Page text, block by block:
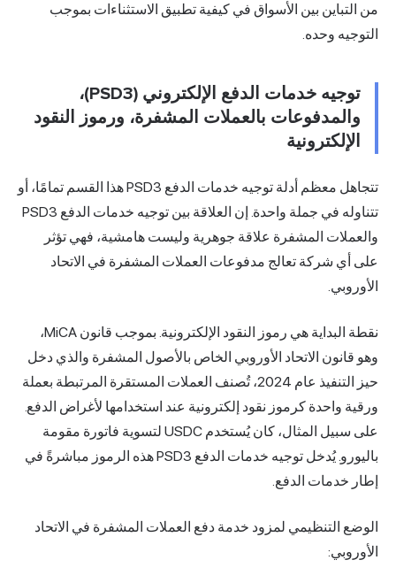
من التباين بين الأسواق في كيفية تطبيق الاستثناءات بموجب
التوجيه وحده.
توجيه خدمات الدفع الإلكتروني (PSD3)،
والمدفوعات بالعملات المشفرة، ورموز النقود
الإلكترونية
تتجاهل معظم أدلة توجيه خدمات الدفع PSD3 هذا القسم تمامًا، أو
تتناوله في جملة واحدة. إن العلاقة بين توجيه خدمات الدفع PSD3
والعملات المشفرة علاقة جوهرية وليست هامشية، فهي تؤثر
على أي شركة تعالج مدفوعات العملات المشفرة في الاتحاد
الأوروبي.
نقطة البداية هي رموز النقود الإلكترونية. بموجب قانون MiCA،
وهو قانون الاتحاد الأوروبي الخاص بالأصول المشفرة والذي دخل
حيز التنفيذ عام 2024، تُصنف العملات المستقرة المرتبطة بعملة
ورقية واحدة كرموز نقود إلكترونية عند استخدامها لأغراض الدفع.
على سبيل المثال، كان يُستخدم USDC لتسوية فاتورة مقومة
باليورو. يُدخل توجيه خدمات الدفع PSD3 هذه الرموز مباشرةً في
إطار خدمات الدفع.
الوضع التنظيمي لمزود خدمة دفع العملات المشفرة في الاتحاد
الأوروبي: